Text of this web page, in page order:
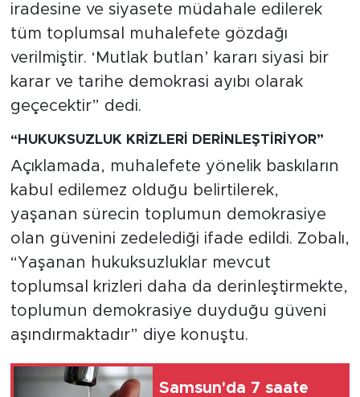
iradesine ve siyasete müdahale edilerek
tüm toplumsal muhalefete gözdağı
verilmiştir. ‘Mutlak butlan’ kararı siyasi bir
karar ve tarihe demokrasi ayıbı olarak
geçecektir” dedi.
“HUKUKSUZLUK KRİZLERİ DERİNLEŞTİRİYOR”
Açıklamada, muhalefete yönelik baskıların
kabul edilemez olduğu belirtilerek,
yaşanan sürecin toplumun demokrasiye
olan güvenini zedelediği ifade edildi. Zobalı,
“Yaşanan hukuksuzluklar mevcut
toplumsal krizleri daha da derinleştirmekte,
toplumun demokrasiye duyduğu güveni
aşındırmaktadır” diye konuştu.
Samsun'da 7 saate